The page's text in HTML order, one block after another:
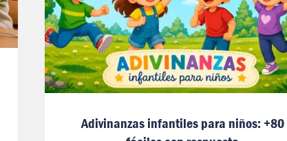
Adivinanzas infantiles para niños: +80